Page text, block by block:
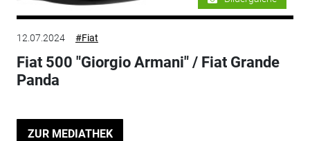
12.07.2024 #Fiat
Fiat 500 "Giorgio Armani" / Fiat Grande
Panda
ZUR MEDIATHEK